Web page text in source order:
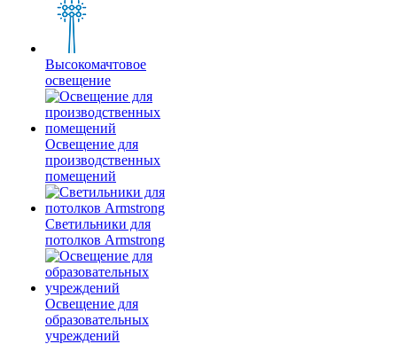
Высокомачтовое
освещение
Освещение для
производственных
помещений
Светильники для
потолков Armstrong
Освещение для
образовательных
учреждений